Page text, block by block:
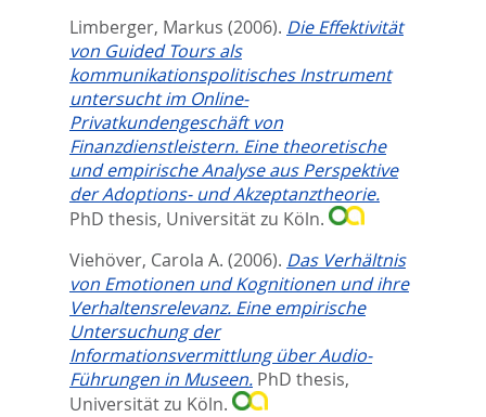
Limberger, Markus (2006). Die Effektivität
von Guided Tours als
kommunikationspolitisches Instrument
untersucht im Online-
Privatkundengeschäft von
Finanzdienstleistern. Eine theoretische
und empirische Analyse aus Perspektive
der Adoptions- und Akzeptanztheorie.
PhD thesis, Universität zu Köln.
Viehöver, Carola A. (2006). Das Verhältnis
von Emotionen und Kognitionen und ihre
Verhaltensrelevanz. Eine empirische
Untersuchung der
Informationsvermittlung über Audio-
Führungen in Museen. PhD thesis,
Universität zu Köln.